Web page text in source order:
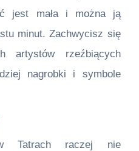
jest mała i można ją
minut. Zachwycisz się
artystów rzeźbiących
nagrobki i symbole
Tatrach raczej nie